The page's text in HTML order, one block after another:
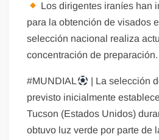
Los dirigentes iraníes han
para la obtención de visados
selección nacional realiza
concentración de preparación.
#MUNDIAL
| La selección
previsto inicialmente
Tucson (Estados Unidos)
obtuvo luz verde por parte de